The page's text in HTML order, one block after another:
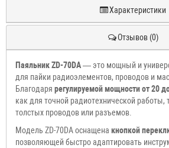
Характеристики
Отзывов (0)
Паяльник ZD-70DA— это мощный и
для пайки радиоэлементов, проводов и
Благодаря регулируемой мощности от 20
как для точной радиотехнической работы,
толстых проводов или разъемов.
Модель ZD-70DA оснащена кнопкой
позволяющей быстро адаптировать